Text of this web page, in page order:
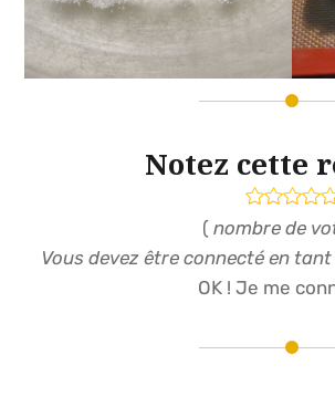
Notez cette
( nombre de
Vous devez être connecté en
OK ! Je me